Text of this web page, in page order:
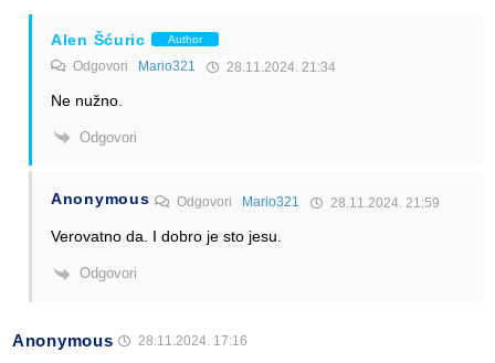
Alen Šćuric Author
Odgovori Mario321 28.11.2024. 21:34
Ne nužno.
Odgovori
Anonymous Odgovori Mario321 28.11.2024. 21:59
Verovatno da. I dobro je sto jesu.
Odgovori
Anonymous 28.11.2024. 17:16